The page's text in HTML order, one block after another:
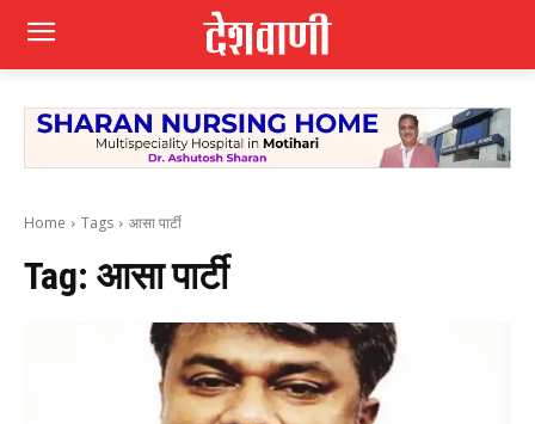
Home Tags आसा पार्टी
Tag: आसा पार्टी